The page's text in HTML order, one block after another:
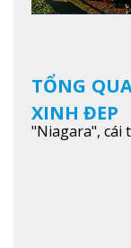
TỔNG
XINH ĐẸP
"Niagara", cái